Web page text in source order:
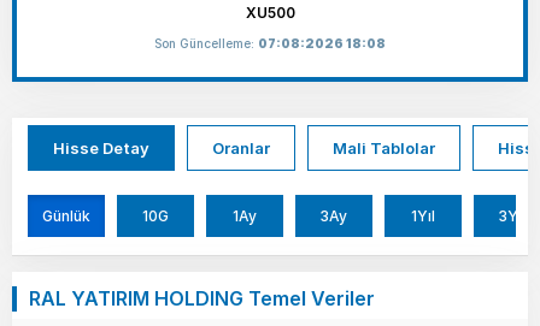
XU500
Son Güncelleme: 07:08:2026 18:08
Hisse Detay Oranlar Mali Tablolar
Günlük 10G 1Ay 3Ay 1Yıl 3Yıl
RAL YATIRIM HOLDING Temel Veriler